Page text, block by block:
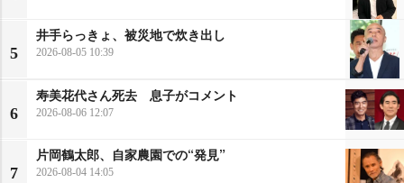
5
井手らっきょ、被災地で炊き出し
2026-08-05 10:39
6
寿美花代さん死去 息子がコメント
2026-08-06 12:07
7
片岡鶴太郎、自家農園での“発見”
2026-08-04 14:05